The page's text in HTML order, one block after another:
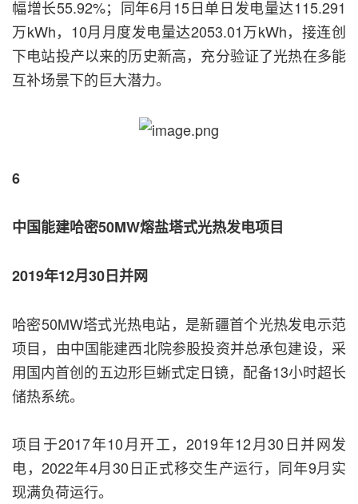
幅增长55.92%；同年6月15日单日发电量达115.291
万kWh，10月月度发电量达2053.01万kWh，接连创
下电站投产以来的历史新高，充分验证了光热在多能
互补场景下的巨大潜力。
6
中国能建哈密50MW熔盐塔式光热发电项目
2019年12月30日并网
哈密50MW塔式光热电站，是新疆首个光热发电示范
项目，由中国能建西北院参股投资并总承包建设，采
用国内首创的五边形巨蜥式定日镜，配备13小时超长
储热系统。
项目于2017年10月开工，2019年12月30日并网发
电，2022年4月30日正式移交生产运行，同年9月实
现满负荷运行。